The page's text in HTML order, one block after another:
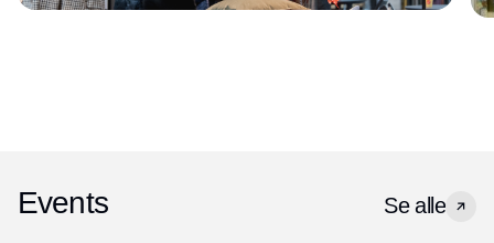
Events Se alle